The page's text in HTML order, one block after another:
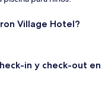
Village Hotel?
in y check-out en